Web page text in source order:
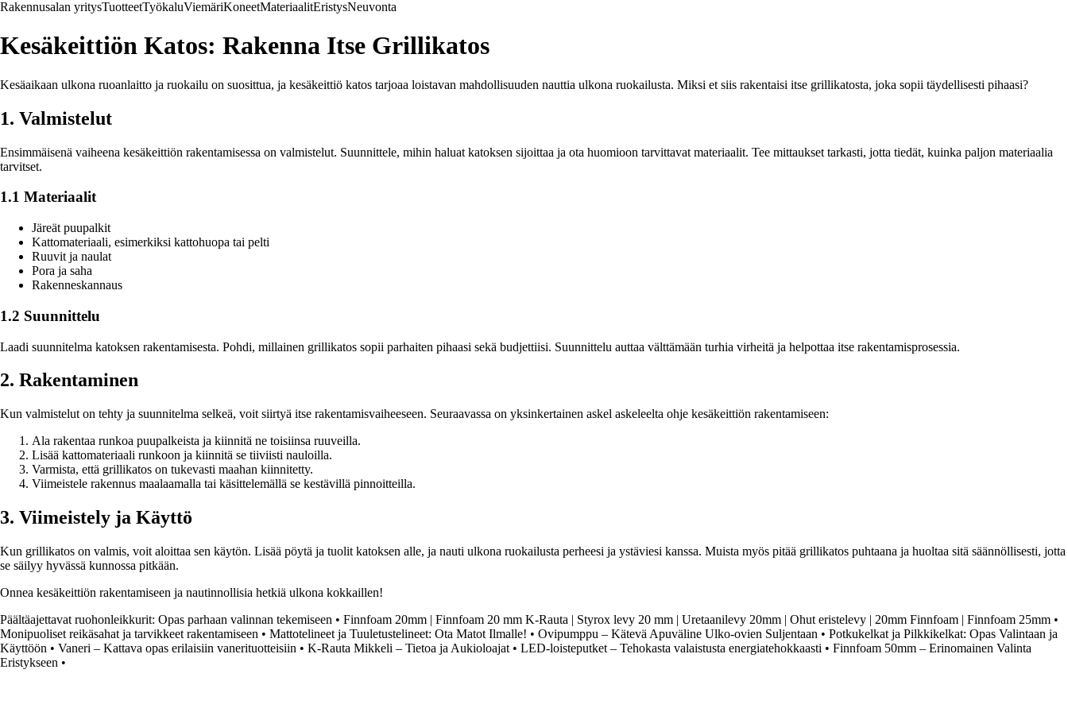
Rakennusalan yritysTuotteetTyökaluViemäriKoneetMateriaalitEristysNeuvonta
Kesäkeittiön Katos: Rakenna Itse Grillikatos
Kesäaikaan ulkona ruoanlaitto ja ruokailu on suosittua, ja kesäkeittiö katos tarjoaa loistavan mahdollisuuden nauttia ulkona ruokailusta. Miksi et siis rakentaisi itse grillikatosta, joka sopii täydellisesti pihaasi?
1. Valmistelut
Ensimmäisenä vaiheena kesäkeittiön rakentamisessa on valmistelut. Suunnittele, mihin haluat katoksen sijoittaa ja ota huomioon tarvittavat materiaalit. Tee mittaukset tarkasti, jotta tiedät, kuinka paljon materiaalia
tarvitset.
1.1 Materiaalit
Järeät puupalkit
Kattomateriaali, esimerkiksi kattohuopa tai pelti
Ruuvit ja naulat
Pora ja saha
Rakenneskannaus
1.2 Suunnittelu
Laadi suunnitelma katoksen rakentamisesta. Pohdi, millainen grillikatos sopii parhaiten pihaasi sekä budjettiisi. Suunnittelu auttaa välttämään turhia virheitä ja helpottaa itse rakentamisprosessia.
2. Rakentaminen
Kun valmistelut on tehty ja suunnitelma selkeä, voit siirtyä itse rakentamisvaiheeseen. Seuraavassa on yksinkertainen askel askeleelta ohje kesäkeittiön rakentamiseen:
Ala rakentaa runkoa puupalkeista ja kiinnitä ne toisiinsa ruuveilla.
Lisää kattomateriaali runkoon ja kiinnitä se tiiviisti nauloilla.
Varmista, että grillikatos on tukevasti maahan kiinnitetty.
Viimeistele rakennus maalaamalla tai käsittelemällä se kestävillä pinnoitteilla.
3. Viimeistely ja Käyttö
Kun grillikatos on valmis, voit aloittaa sen käytön. Lisää pöytä ja tuolit katoksen alle, ja nauti ulkona ruokailusta perheesi ja ystäviesi kanssa. Muista myös pitää grillikatos puhtaana ja huoltaa sitä säännöllisesti, jotta
se säilyy hyvässä kunnossa pitkään.
Onnea kesäkeittiön rakentamiseen ja nautinnollisia hetkiä ulkona kokkaillen!
Päältäajettavat ruohonleikkurit: Opas parhaan valinnan tekemiseen • Finnfoam 20mm | Finnfoam 20 mm K-Rauta | Styrox levy 20 mm | Uretaanilevy 20mm | Ohut eristelevy | 20mm Finnfoam | Finnfoam 25mm •
Monipuoliset reikäsahat ja tarvikkeet rakentamiseen • Mattotelineet ja Tuuletustelineet: Ota Matot Ilmalle! • Ovipumppu – Kätevä Apuväline Ulko-ovien Suljentaan • Potkukelkat ja Pilkkikelkat: Opas Valintaan ja
Käyttöön • Vaneri – Kattava opas erilaisiin vanerituotteisiin • K-Rauta Mikkeli – Tietoa ja Aukioloajat • LED-loisteputket – Tehokasta valaistusta energiatehokkaasti • Finnfoam 50mm – Erinomainen Valinta
Eristykseen •